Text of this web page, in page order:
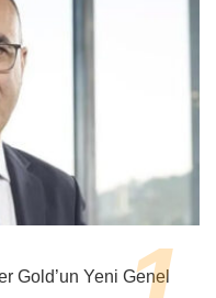
Gold’un Yeni Genel